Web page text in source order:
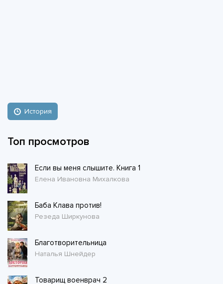
История
Топ просмотров
Если вы меня слышите. Книга 1
Елена Ивановна Михалкова
Баба Клава против!
Резеда Ширкунова
Благотворительница
Наталья Шнейдер
Товарищ военврач 2